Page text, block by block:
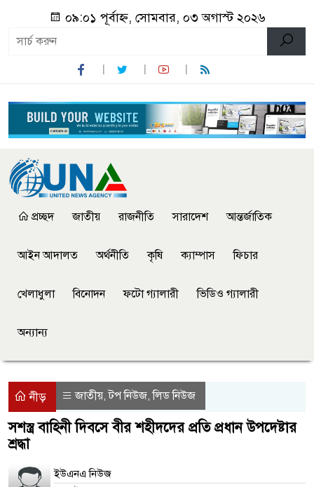
০৯:০১ পূর্বাহ্ন, সোমবার, ০৩ অগাস্ট ২০২৬
প্রচ্ছদ জাতীয় রাজনীতি সারাদেশ আন্তর্জাতিক
আইন আদালত অর্থনীতি কৃষি ক্যাম্পাস ফিচার
খেলাধুলা বিনোদন ফটো গ্যালারী ভিডিও গ্যালারী
অন্যান্য
নীড় জাতীয়,টপ নিউজ,লিড নিউজ
সশস্ত্র বাহিনী দিবসে বীর শহীদদের প্রতি প্রধান উপদেষ্টার
শ্রদ্ধা
ইউএনএ নিউজ